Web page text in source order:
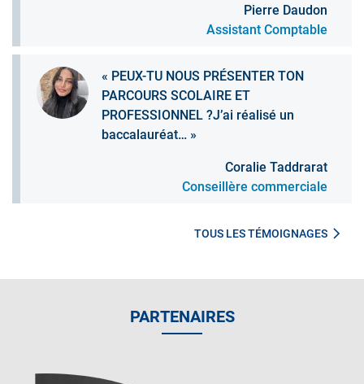
Pierre Daudon
Assistant Comptable
« PEUX-TU NOUS PRÉSENTER TON
PARCOURS SCOLAIRE ET
PROFESSIONNEL ?J’ai réalisé un
baccalauréat… »
Coralie Taddrarat
Conseillère commerciale
TOUS LES TÉMOIGNAGES
PARTENAIRES